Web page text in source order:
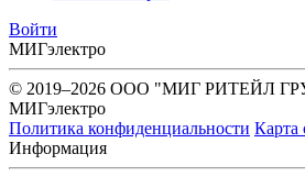
Войти
МИГэлектро
© 2019–2026 ООО "МИГ РИТЕЙЛ
МИГэлектро
Политика конфиденциальности Карта
Информация